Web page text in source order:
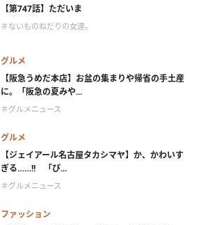
【第747話】ただいま
＃ないものねだりの女達。
グルメ
【阪急うめだ本店】お盆の集まりや帰省の手土産
に。「阪急の夏みや...
＃グルメニュース
グルメ
【ジェイアール名古屋タカシマヤ】か、かわいす
ぎる……!! 「ぴ...
＃グルメニュース
ファッション